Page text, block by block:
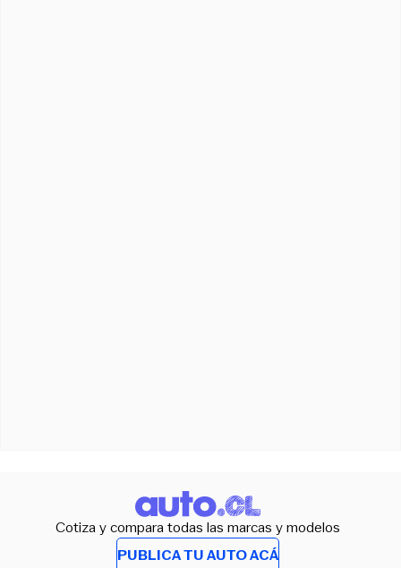
Cotiza y compara todas las marcas y modelos
PUBLICA TU AUTO ACÁ